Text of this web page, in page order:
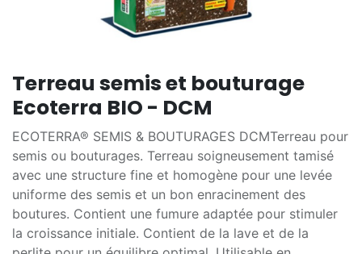
Terreau semis et bouturage
Ecoterra BIO - DCM
ECOTERRA® SEMIS & BOUTURAGES DCMTerreau pour
semis ou bouturages. Terreau soigneusement tamisé
avec une structure fine et homogène pour une levée
uniforme des semis et un bon enracinement des
boutures. Contient une fumure adaptée pour stimuler
la croissance initiale. Contient de la lave et de la